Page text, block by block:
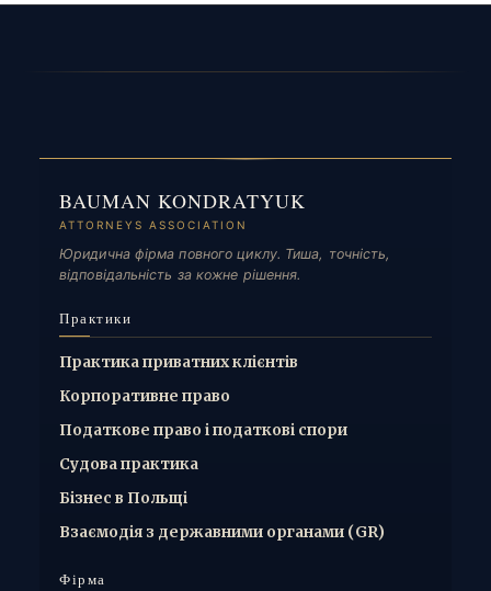
BAUMAN KONDRATYUK
ATTORNEYS ASSOCIATION
Юридична фірма повного циклу. Тиша, точність,
відповідальність за кожне рішення.
Практики
Практика приватних клієнтів
Корпоративне право
Податкове право і податкові спори
Судова практика
Бізнес в Польщі
Взаємодія з державними органами (GR)
Фірма